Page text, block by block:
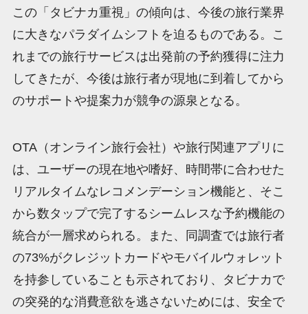
この「タビナカ重視」の傾向は、今後の旅行業界
に大きなパラダイムシフトを迫るものである。こ
れまでの旅行サービスは出発前の予約獲得に注力
してきたが、今後は旅行者が現地に到着してから
のサポートや提案力が競争の源泉となる。
OTA（オンライン旅行会社）や旅行関連アプリに
は、ユーザーの現在地や嗜好、時間帯に合わせた
リアルタイムなレコメンデーション機能と、そこ
から数タップで完了するシームレスな予約機能の
統合が一層求められる。また、同調査では旅行者
の73%がクレジットカードやモバイルウォレット
を持参していることも示されており、タビナカで
の突発的な消費意欲を逃さないためには、安全で